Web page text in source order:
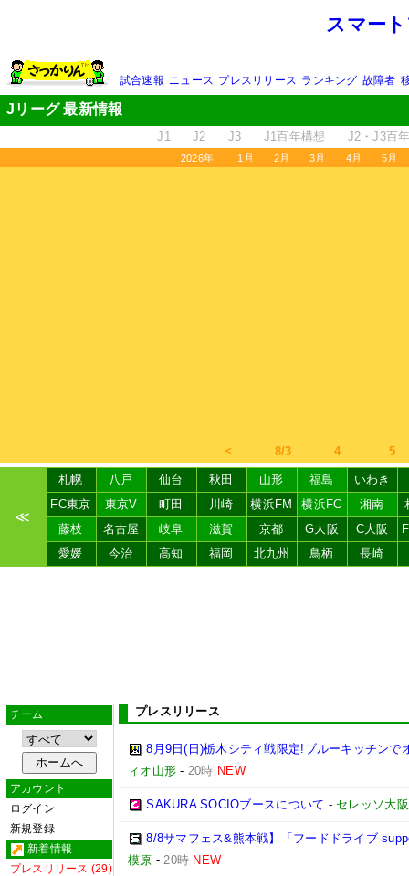
スマー
試合速報 ニュース プレスリリース ランキング 故障者
Jリーグ 最新情報
J1 J2 J3 J1百年構想 J2・J3百
2026年 1月 2月 3月 4月 5月
＜ 8/3 4 5
≪
札幌 八戸 仙台 秋田 山形 福島
いわき
FC東京
東京V 町田 川崎 横浜FM 横浜FC 湘南
藤枝
名古屋 岐阜 滋賀 京都 G大阪 C大阪
愛媛
今治 高知 福岡 北九州 鳥栖 長崎
チーム
アカウント
ログイン
新規登録
新着情報
プレスリリース (29)
プレスリリース
8月9日(日)栃木シティ戦限定!ブルーキッチンで
ィオ山形 - 20時 NEW
SAKURA SOCIOブースについて - セレッソ大阪
8/8サマフェス&熊本戦】「フードドライブ
模原 -20時 NEW